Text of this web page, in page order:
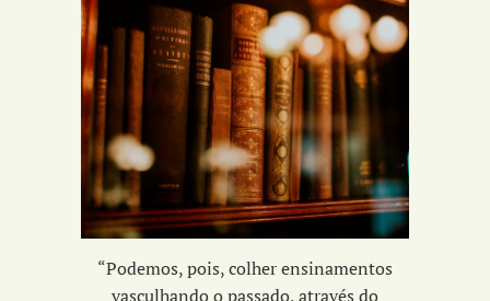
“Podemos, pois, colher ensinamentos
vasculhando o passado, através do